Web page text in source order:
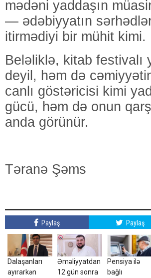
mədəni yaddaşın
— ədəbiyyatın
itirmədiyi bir mühit kimi.
Beləliklə, kitab festivalı
deyil, həm də
canlı göstəricisi kimi
gücü, həm də onun
anda görünür.
Təranə Şəms
Paylaş Paylaş
Dalaşanları
ayırarkən
Əməliyyatdan
12 gün sonra
Pensiya ilə
bağlı